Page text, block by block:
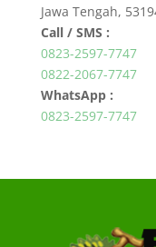
Jawa Tengah,
Call / SMS :
0823-2597-7747
0822-2067-7747
WhatsApp :
0823-2597-7747